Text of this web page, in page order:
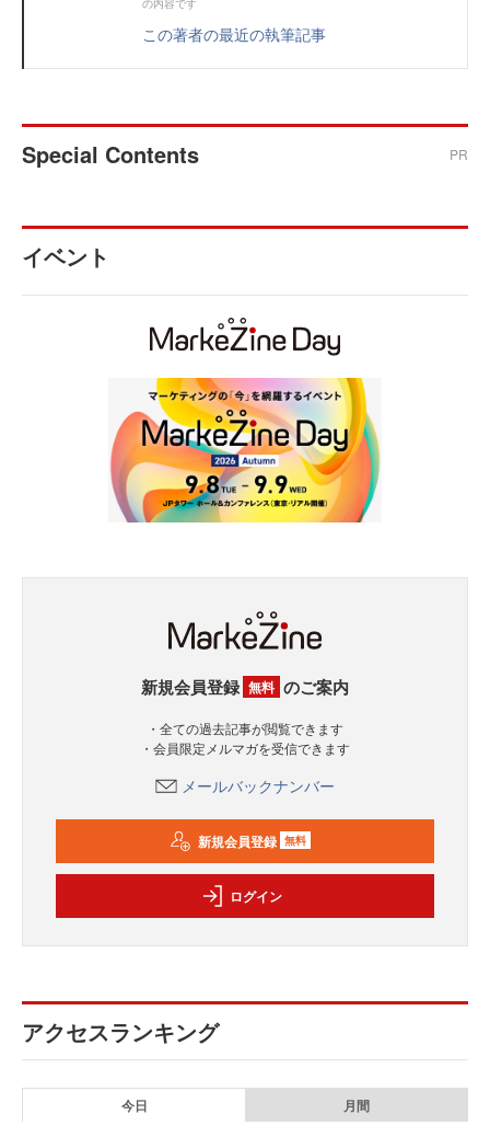
の内容です
この著者の最近の執筆記事
Special Contents PR
イベント
新規会員登録 無料 のご案内
・全ての過去記事が閲覧できます
・会員限定メルマガを受信できます
メールバックナンバー
新規会員登録 無料
ログイン
アクセスランキング
今日 月間